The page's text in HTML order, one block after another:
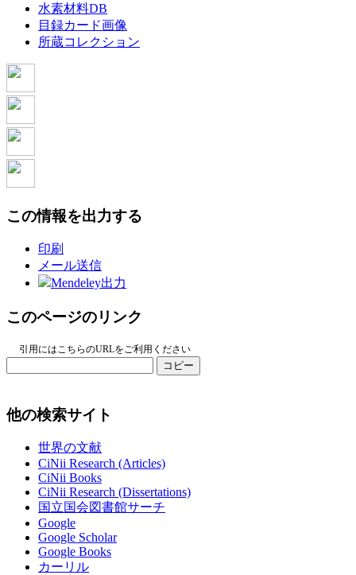
水素材料DB
目録カード画像
所蔵コレクション
この情報を出力する
印刷
メール送信
Mendeley出力
このページのリンク
引用にはこちらのURLをご利用ください
コピー
他の検索サイト
世界の文献
CiNii Research (Articles)
CiNii Books
CiNii Research (Dissertations)
国立国会図書館サーチ
Google
Google Scholar
Google Books
カーリル